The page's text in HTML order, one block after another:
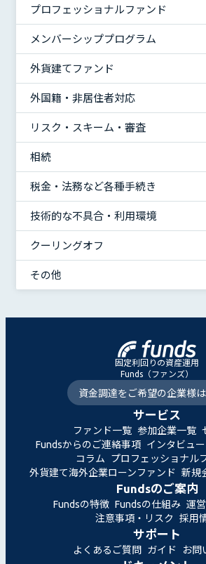
プロフェッショナルファンド
メンバーシッププログラム
外貨建てファンド
外国籍・非居住者対応
リスク・スキーム・審査
相続
税金・法務など各種手続き
技術的な不具合・利用環境
クーリングオフ
その他
固定利回りの資産運用
Funds（ファンズ）
資金調達をご希望の企業様
サービス
ファンド一覧 参加企業一覧
Fundsからのご連絡事項 インタビュー
コラム
プロフェッショナル
外貨建て海外企業ローンファンド 新規
Fundsのご案内
Fundsの特徴 Fundsの仕組み 運
注意事項・リスク
採用
サポート
よくあるご質問 ガイド お問